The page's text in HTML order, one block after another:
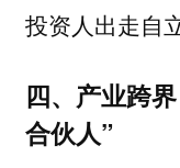
投资人出走自
四、产业跨
合伙人”